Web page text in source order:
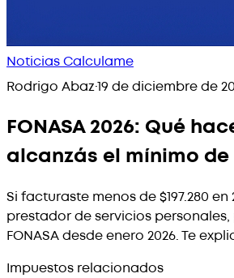
Noticias Calculame
Rodrigo Abaz·19 de diciembre de
FONASA 2026: Qué
alcanzás el mínimo
Si facturaste menos de $197.280 en
prestador de servicios
FONASA desde enero 2026. Te
Impuestos relacionados